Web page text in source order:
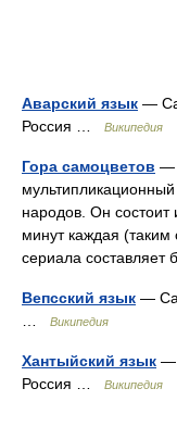
Аварский язык —
Россия …
Википедия
Гора самоцветов —
народов. Он состоит
минут каждая
сериала
Вепсский язык —
Википедия
Хантыйский язык —
Россия …
Википедия